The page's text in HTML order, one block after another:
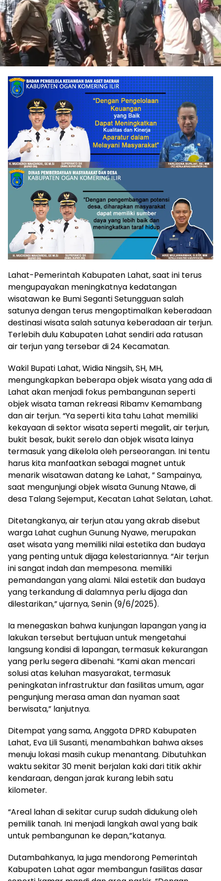
Lahat-Pemerintah Kabupaten Lahat, saat ini terus
mengupayakan meningkatnya kedatangan
wisatawan ke Bumi Seganti Setungguan salah
satunya dengan terus mengoptimalkan keberadaan
destinasi wisata salah satunya keberadaan air terjun.
Terlebih dulu Kabupaten Lahat sendiri ada ratusan
air terjun yang tersebar di 24 Kecamatan.
Wakil Bupati Lahat, Widia Ningsih, SH, MH,
mengungkapkan beberapa objek wisata yang ada di
Lahat akan menjadi fokus pembangunan seperti
objek wisata taman rekreasi Ribamv Kemambang
dan air terjun. “Ya seperti kita tahu Lahat memiliki
kekayaan di sektor wisata seperti megalit, air terjun,
bukit besak, bukit serelo dan objek wisata lainya
termasuk yang dikelola oleh perseorangan. Ini tentu
harus kita manfaatkan sebagai magnet untuk
menarik wisatawan datang ke Lahat, ” Sampainya,
saat mengunjungi objek wisata Gunung Ntawe, di
desa Talang Sejemput, Kecatan Lahat Selatan, Lahat.
Ditetangkanya, air terjun atau yang akrab disebut
warga Lahat cughun Gunung Nyawe, merupakan
aset wisata yang memiliki nilai estetika dan budaya
yang penting untuk dijaga kelestariannya. “Air terjun
ini sangat indah dan mempesona. memiliki
pemandangan yang alami. Nilai estetik dan budaya
yang terkandung di dalamnya perlu dijaga dan
dilestarikan,” ujarnya, Senin (9/6/2025).
Ia menegaskan bahwa kunjungan lapangan yang ia
lakukan tersebut bertujuan untuk mengetahui
langsung kondisi di lapangan, termasuk kekurangan
yang perlu segera dibenahi. “Kami akan mencari
solusi atas keluhan masyarakat, termasuk
peningkatan infrastruktur dan fasilitas umum, agar
pengunjung merasa aman dan nyaman saat
berwisata,” lanjutnya.
Ditempat yang sama, Anggota DPRD Kabupaten
Lahat, Eva Lili Susanti, menambahkan bahwa akses
menuju lokasi masih cukup menantang. Dibutuhkan
waktu sekitar 30 menit berjalan kaki dari titik akhir
kendaraan, dengan jarak kurang lebih satu
kilometer.
“Areal lahan di sekitar curup sudah didukung oleh
pemilik tanah. Ini menjadi langkah awal yang baik
untuk pembangunan ke depan,”katanya.
Dutambahkanya, Ia juga mendorong Pemerintah
Kabupaten Lahat agar membangun fasilitas dasar